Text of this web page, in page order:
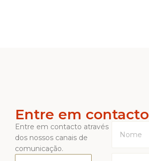
Entre em contacto
Entre em contacto através
dos nossos canais de
comunicação.